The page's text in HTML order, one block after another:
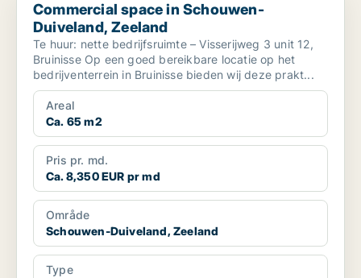
Commercial space in Schouwen-
Duiveland, Zeeland
Te huur: nette bedrijfsruimte – Visserijweg 3 unit 12,
Bruinisse Op een goed bereikbare locatie op het
bedrijventerrein in Bruinisse bieden wij deze prakt...
Areal
Ca. 65 m2
Pris pr. md.
Ca. 8,350 EUR pr md
Område
Schouwen-Duiveland, Zeeland
Type